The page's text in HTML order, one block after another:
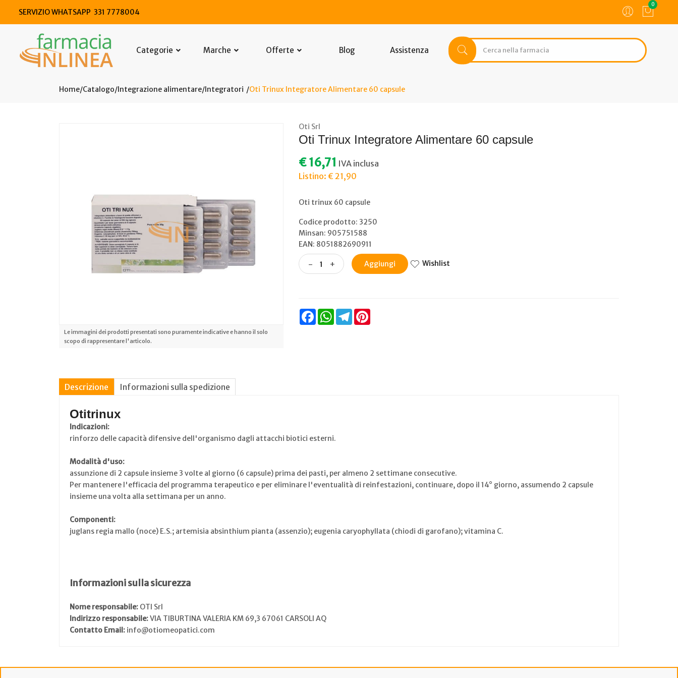
SERVIZIO WHATSAPP 331 7778004
0
Categorie Marche Offerte Blog Assistenza
Home Catalogo/Integrazione alimentare/Integratori Oti Trinux Integratore Alimentare 60 capsule
Le immagini dei prodotti presentati sono puramente indicative e hanno il solo
scopo di rappresentare l'articolo.
Oti Srl
Oti Trinux Integratore Alimentare 60 capsule
€ 16,71 IVA inclusa
Listino: € 21,90
Oti trinux 60 capsule
Codice prodotto: 3250
Minsan: 905751588
EAN: 8051882690911
- + Aggiungi Wishlist
FacebookWhatsAppTelegram
Descrizione Informazioni sulla spedizione
Otitrinux
Indicazioni:
rinforzo delle capacità difensive dell'organismo dagli attacchi biotici esterni.
Modalità d'uso:
assunzione di 2 capsule insieme 3 volte al giorno (6 capsule) prima dei pasti, per almeno 2 settimane consecutive.
Per mantenere l'efficacia del programma terapeutico e per eliminare l'eventualità di reinfestazioni, continuare, dopo il 14° giorno, assumendo 2 capsule
insieme una volta alla settimana per un anno.
Componenti:
juglans regia mallo (noce) E.S.; artemisia absinthium pianta (assenzio); eugenia caryophyllata (chiodi di garofano); vitamina C.
Informazioni sulla sicurezza
Nome responsabile: OTI Srl
Indirizzo responsabile:VIA TIBURTINA VALERIA KM 69,3 67061 CARSOLI AQ
Contatto Email: info@otiomeopatici.com